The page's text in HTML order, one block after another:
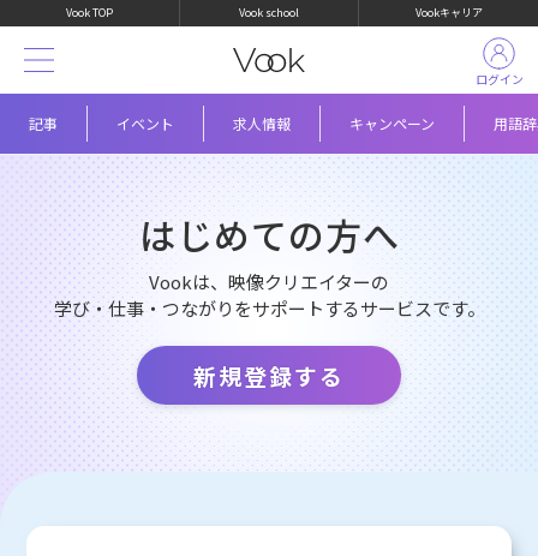
Vook TOP Vook school Vookキャリア
記事 イベント 求人情報 キャンペーン 用語
ログイン
はじめての方へ
Vookは、映像クリエイターの
学び・仕事・つながりをサポートするサービスです。
新規登録する